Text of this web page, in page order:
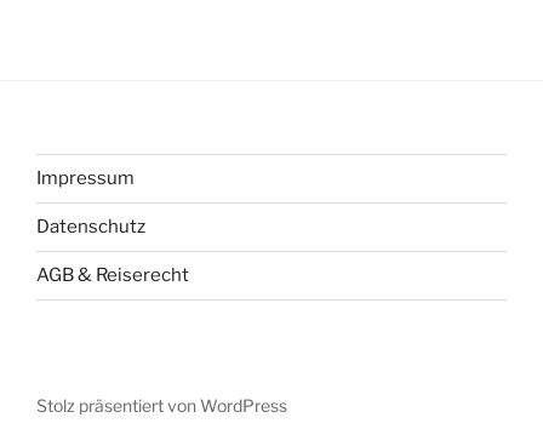
Impressum
Datenschutz
AGB & Reiserecht
Stolz präsentiert von WordPress